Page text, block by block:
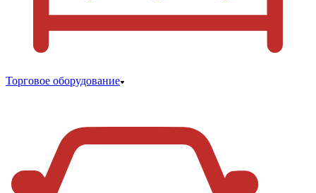
Торговое оборудование